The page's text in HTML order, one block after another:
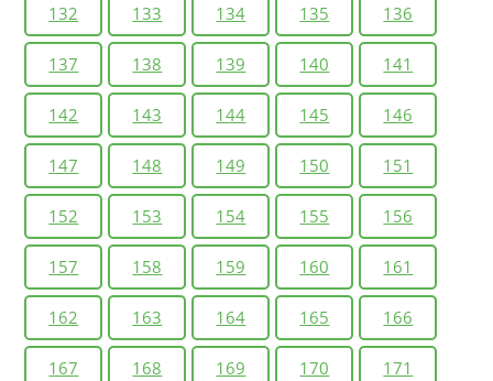
132 133 134 135 136
137 138 139 140 141
142 143 144 145 146
147 148 149 150 151
152 153 154 155 156
157 158 159 160 161
162 163 164 165 166
167 168 169 170 171